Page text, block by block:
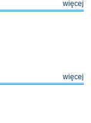
więcej
więcej